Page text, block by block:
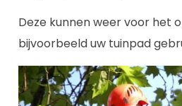
Deze kunnen weer voor het
bijvoorbeeld uw tuinpad